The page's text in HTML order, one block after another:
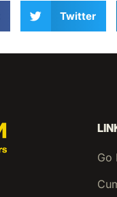
Twitter
Go